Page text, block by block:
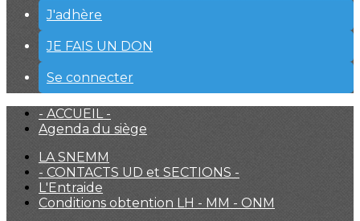
J'adhère
JE FAIS UN DON
Se connecter
- ACCUEIL -
Agenda du siège
LA SNEMM
- CONTACTS UD et SECTIONS -
L'Entraide
Conditions obtention LH - MM - ONM